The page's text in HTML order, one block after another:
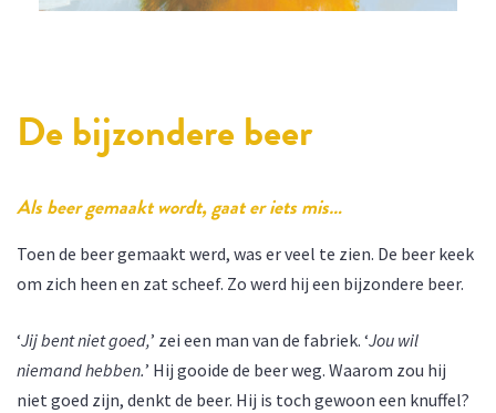
De bijzondere beer
Als beer gemaakt wordt, gaat er iets mis…
Toen de beer gemaakt werd, was er veel te zien. De beer keek
om zich heen en zat scheef. Zo werd hij een bijzondere beer.
‘Jij bent niet goed,’ zei een man van de fabriek. ‘Jou wil
niemand hebben.’ Hij gooide de beer weg. Waarom zou hij
niet goed zijn, denkt de beer. Hij is toch gewoon een knuffel?